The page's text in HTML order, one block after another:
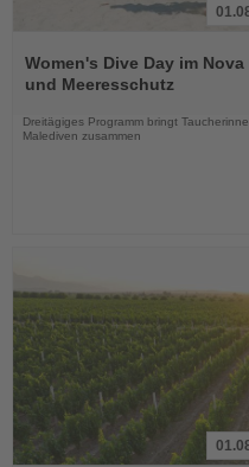
Sie
die
Women's Dive Day im
und Meeresschutz
Dreitägiges Programm bringt
Malediven zusammen